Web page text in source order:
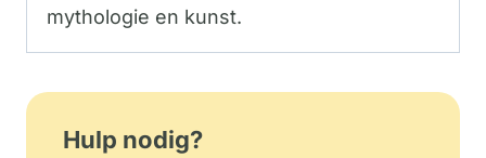
mythologie en kunst.
Hulp nodig?